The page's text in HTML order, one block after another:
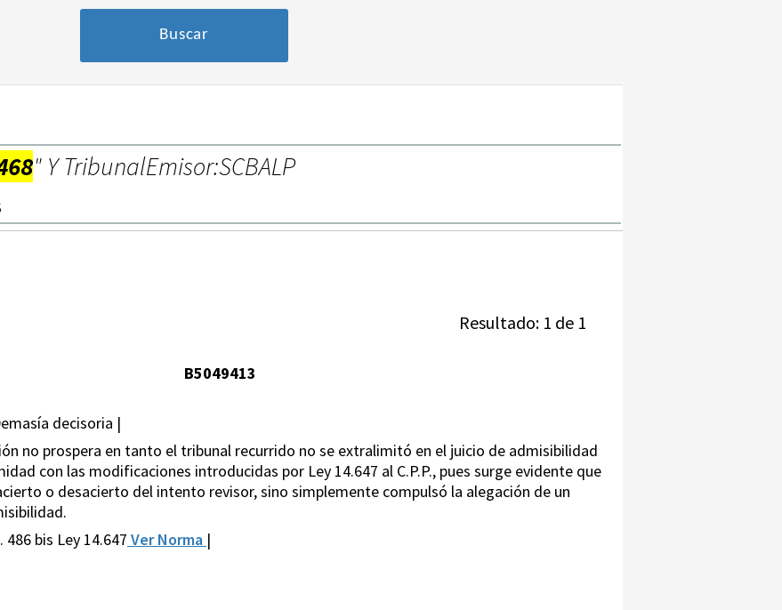
" Y TribunalEmisor:SCBALP
Resultado: 1 de 1
B5049413
decisoria |
no prospera en tanto el tribunal recurrido no se extralimitó en el juicio de admisibilidad
con las modificaciones introducidas por Ley 14.647 al C.P.P., pues surge evidente que
o desacierto del intento revisor, sino simplemente compulsó la alegación de un
486 bis Ley 14.647 Ver Norma |